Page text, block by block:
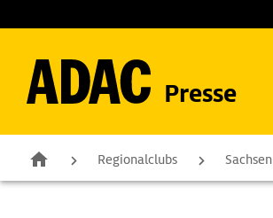
Presse
Regionalclubs Sachsen